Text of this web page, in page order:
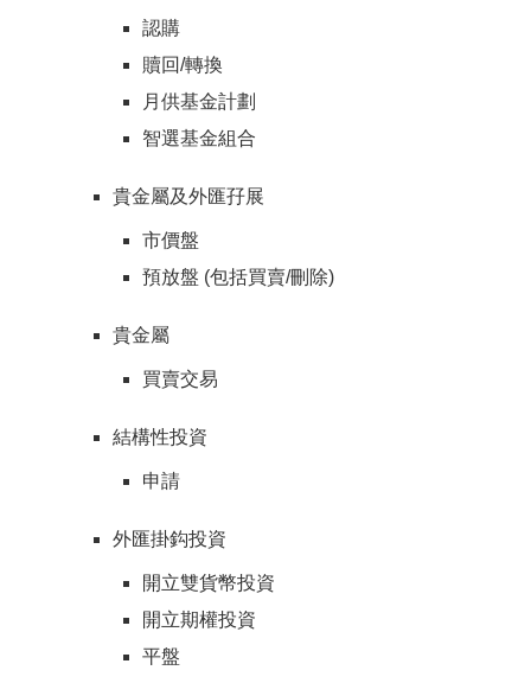
認購
贖回/轉換
月供基金計劃
智選基金組合
貴金屬及外匯孖展
市價盤
預放盤 (包括買賣/刪除)
貴金屬
買賣交易
結構性投資
申請
外匯掛鈎投資
開立雙貨幣投資
開立期權投資
平盤